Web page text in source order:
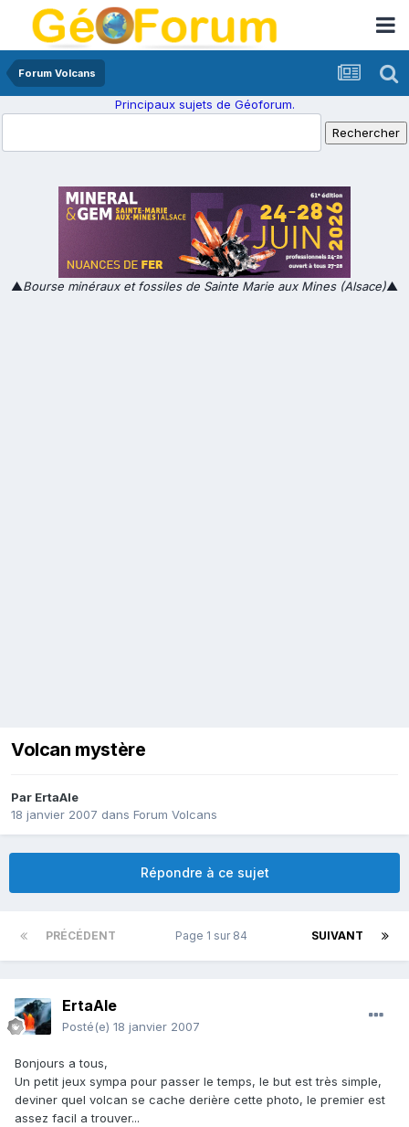
Forum Volcans
Principaux sujets de Géoforum.
▲Bourse minéraux et fossiles de Sainte Marie aux Mines (Alsace)▲
Volcan mystère
Par ErtaAle
18 janvier 2007 dans Forum Volcans
Répondre à ce sujet
PRÉCÉDENT SUIVANT
Page 1 sur 84
ErtaAle
Posté(e) 18 janvier 2007
Bonjours a tous,
Un petit jeux sympa pour passer le temps, le but est très simple,
deviner quel volcan se cache derière cette photo, le premier est
assez facil a trouver...